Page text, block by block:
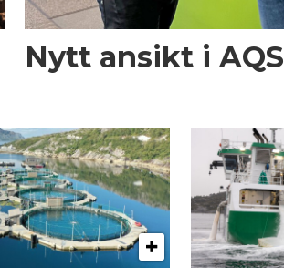
Nytt ansikt i AQS